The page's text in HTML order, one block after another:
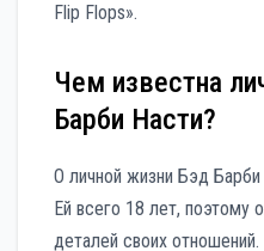
Flip Flops».
Чем известна
Барби Насти?
О личной жизни Бэд
Ей всего 18 лет, поэтому
деталей своих отношений.